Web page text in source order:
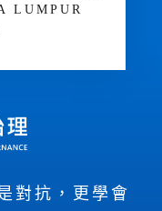
LUMPUR
對抗，更學會